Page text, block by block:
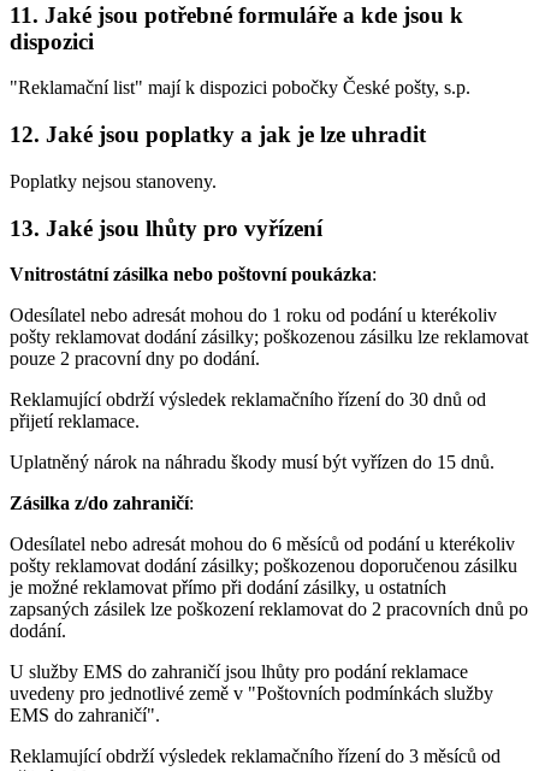
11. Jaké jsou potřebné formuláře a kde jsou k
dispozici
"Reklamační list" mají k dispozici pobočky České pošty, s.p.
12. Jaké jsou poplatky a jak je lze uhradit
Poplatky nejsou stanoveny.
13. Jaké jsou lhůty pro vyřízení
Vnitrostátní zásilka nebo poštovní poukázka:
Odesílatel nebo adresát mohou do 1 roku od podání u kterékoliv
pošty reklamovat dodání zásilky; poškozenou zásilku lze reklamovat
pouze 2 pracovní dny po dodání.
Reklamující obdrží výsledek reklamačního řízení do 30 dnů od
přijetí reklamace.
Uplatněný nárok na náhradu škody musí být vyřízen do 15 dnů.
Zásilka z/do zahraničí:
Odesílatel nebo adresát mohou do 6 měsíců od podání u kterékoliv
pošty reklamovat dodání zásilky; poškozenou doporučenou zásilku
je možné reklamovat přímo při dodání zásilky, u ostatních
zapsaných zásilek lze poškození reklamovat do 2 pracovních dnů po
dodání.
U služby EMS do zahraničí jsou lhůty pro podání reklamace
uvedeny pro jednotlivé země v "Poštovních podmínkách služby
EMS do zahraničí".
Reklamující obdrží výsledek reklamačního řízení do 3 měsíců od